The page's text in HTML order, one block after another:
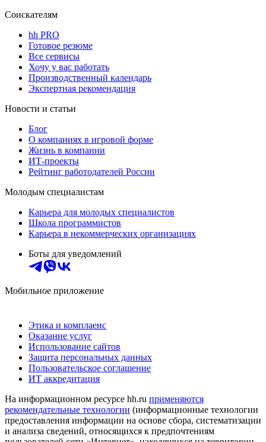
Соискателям
hh PRO
Готовое резюме
Все сервисы
Хочу у вас работать
Производственный календарь
Экспертная рекомендация
Новости и статьи
Блог
О компаниях в игровой форме
Жизнь в компании
ИТ-проекты
Рейтинг работодателей России
Молодым специалистам
Карьера для молодых специалистов
Школа программистов
Карьера в некоммерческих организациях
Боты для уведомлений
Мобильное приложение
Этика и комплаенс
Оказание услуг
Использование сайтов
Защита персональных данных
Пользовательское соглашение
ИТ аккредитация
На информационном ресурсе hh.ru применяются
рекомендательные технологии (информационные технологии
предоставления информации на основе сбора, систематизации
и анализа сведений, относящихся к предпочтениям